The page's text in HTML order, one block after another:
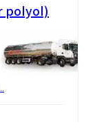
polyol)